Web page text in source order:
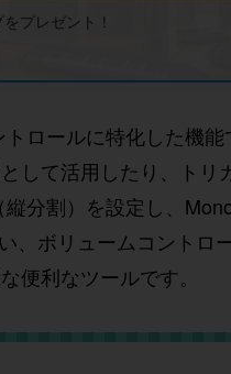
プレゼント！
ロールに特化した機
して活用したり、トリ
分割）を設定し、
ボリュームコントロ
便利なツールです。